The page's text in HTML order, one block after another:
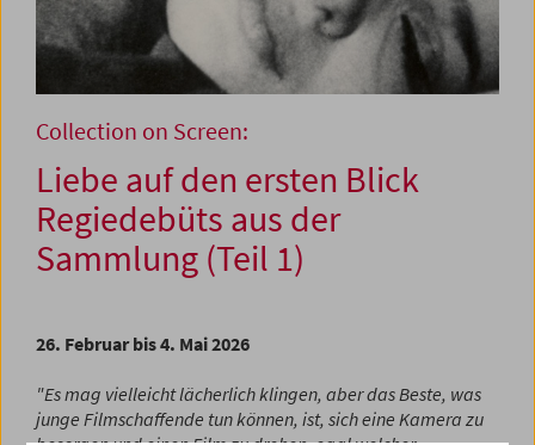
Collection on Screen:
Liebe auf den ersten Blick
Regiedebüts aus der
Sammlung (Teil 1)
26. Februar bis 4. Mai 2026
"Es mag vielleicht lächerlich klingen, aber das Beste, was
junge Filmschaffende tun können, ist, sich eine Kamera zu